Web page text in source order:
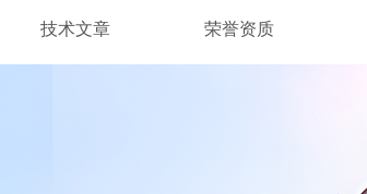
技术文章 荣誉资质